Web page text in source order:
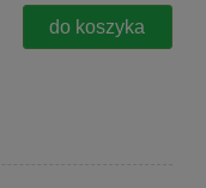
do koszyka